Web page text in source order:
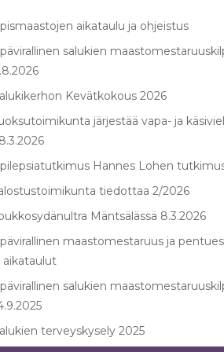
aikataulu ja ohjeistus
salukien
Kevätkokous 2026
järjestää vapa- ja
Hannes Lohen
tiedottaa 2/2026
Mäntsälässä 8.3.2026
maastomestaruus ja
aikataulut
salukien
terveyskysely 2025